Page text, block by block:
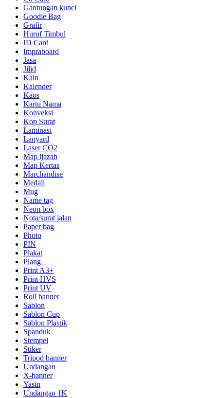
Gantungan kunci
Goodie Bag
Grafir
Huruf Timbul
ID Card
Impraboard
Jasa
Jilid
Kain
Kalender
Kaos
Kartu Nama
Konveksi
Kop Surat
Laminasi
Lanyard
Laser CO2
Map ijazah
Map Kertas
Marchandise
Medali
Mug
Name tag
Neon box
Nota/surat jalan
Paper bag
Photo
PIN
Plakat
Plang
Print A3+
Print HVS
Print UV
Roll banner
Sablon
Sablon Cup
Sablon Plastik
Spanduk
Stempel
Stiker
Tripod banner
Undangan
X-banner
Yasin
Undangan 1K